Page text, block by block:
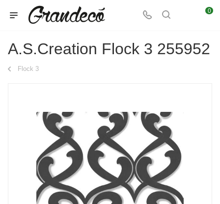
0
A.S.Creation Flock 3 255952
Flock 3